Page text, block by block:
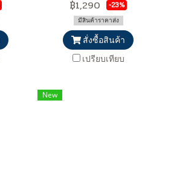
฿1,290 -23%
มีสินค้าราคาส่ง
สั่งซื้อสินค้า
เปรียบเทียบ
New